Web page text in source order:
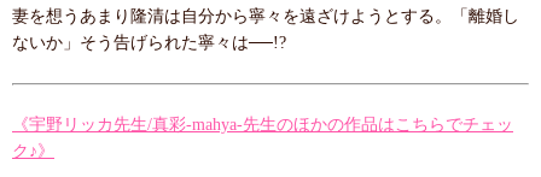
妻を想うあまり隆清は自分から寧々を遠ざけようとする。「離婚し
ないか」そう告げられた寧々は──!?
《宇野リッカ先生/真彩-mahya-先生のほかの作品はこちらでチェッ
ク♪》